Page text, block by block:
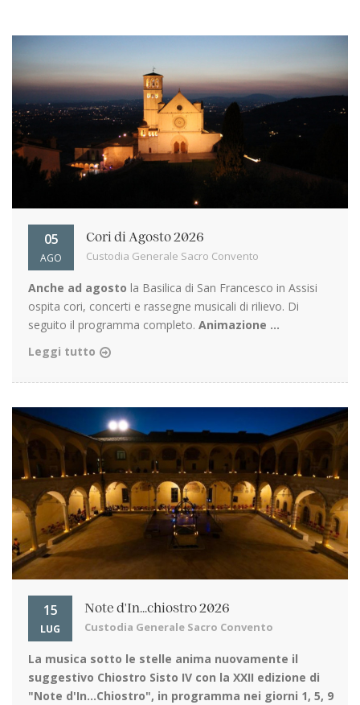
05
AGO
Cori di Agosto 2026
Custodia Generale Sacro Convento
Anche ad agosto la Basilica di San Francesco in Assisi
ospita cori, concerti e rassegne musicali di rilievo. Di
seguito il programma completo. Animazione ...
Leggi tutto
15
LUG
Note d'In...chiostro 2026
Custodia Generale Sacro Convento
La musica sotto le stelle anima nuovamente il
suggestivo Chiostro Sisto IV con la XXII edizione di
"Note d'In…Chiostro", in programma nei giorni 1, 5, 9